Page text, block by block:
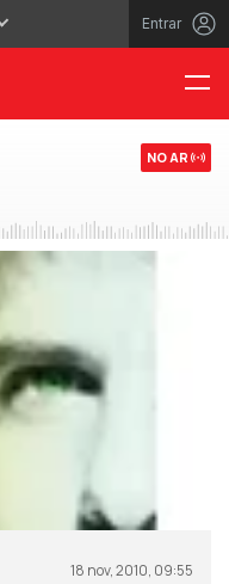
Entrar
NO AR
18 nov, 2010, 09:55